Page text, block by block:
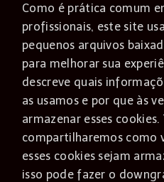
Como é prática comum
profissionais, este site
pequenos arquivos
para melhorar sua
descreve quais
as usamos e por que às
armazenar esses cookies.
compartilharemos como
esses cookies sejam
isso pode fazer o